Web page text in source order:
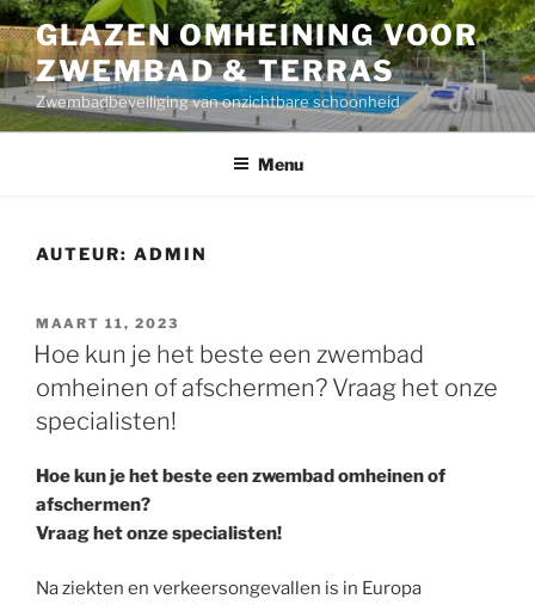
Naar
de
inhoud
springen
GLAZEN OMHEINING VOOR
ZWEMBAD & TERRAS
Zwembadbeveiliging van onzichtbare schoonheid
Menu
AUTEUR: ADMIN
GEPLAATST
OP
MAART 11, 2023
Hoe kun je het beste een zwembad
omheinen of afschermen? Vraag het onze
specialisten!
Hoe kun je het beste een zwembad omheinen of
afschermen?
Vraag het onze specialisten!
Na ziekten en verkeersongevallen is in Europa